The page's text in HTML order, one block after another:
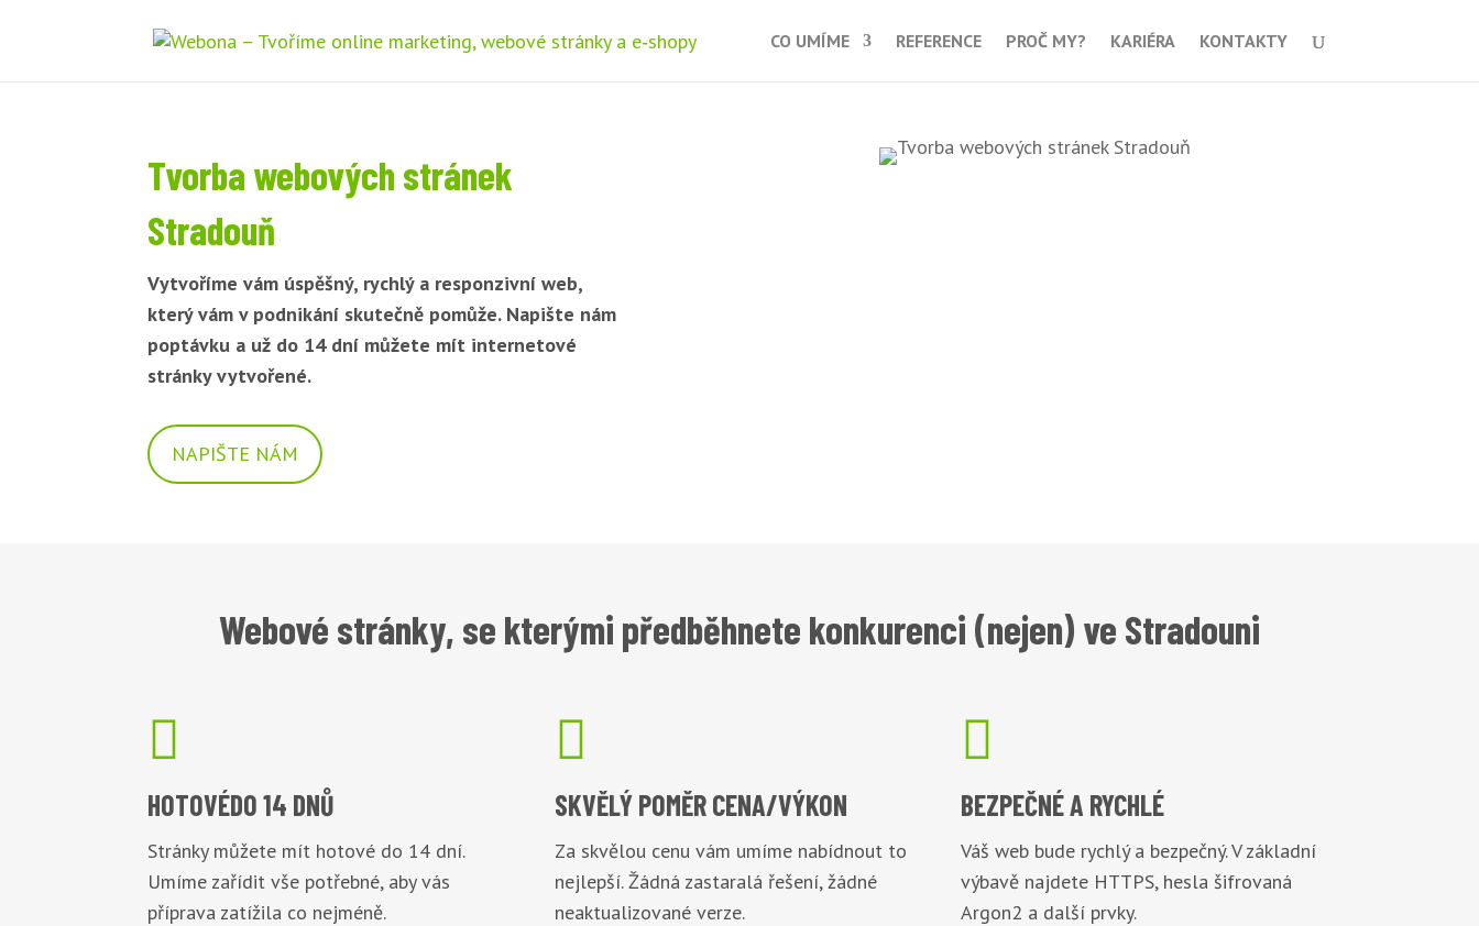
CO UMÍME REFERENCE PROČ MY? KARIÉRA KONTAKTY
Tvorba webových stránek
Stradouň
Vytvoříme vám úspěšný, rychlý a responzivní web,
který vám v podnikání skutečně pomůže. Napište nám
poptávku a už do 14 dní můžete mít internetové
stránky vytvořené.
NAPIŠTE NÁM
Webové stránky, se kterými předběhnete konkurenci (nejen) ve Stradouni

HOTOVÉDO 14 DNŮ
Stránky můžete mít hotové do 14 dní.
Umíme zařídit vše potřebné, aby vás
příprava zatížila co nejméně.

SKVĚLÝ POMĚRCENA/VÝKON
Za skvělou cenu vám umíme nabídnout to
nejlepší. Žádná zastaralá řešení, žádné
neaktualizované verze.

BEZPEČNÉA RYCHLÉ
Váš web bude rychlý a bezpečný. V základní
výbavě najdete HTTPS, hesla šifrovaná
Argon2 a další prvky.